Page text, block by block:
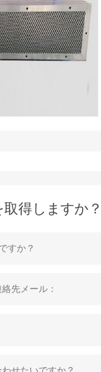
得しますか